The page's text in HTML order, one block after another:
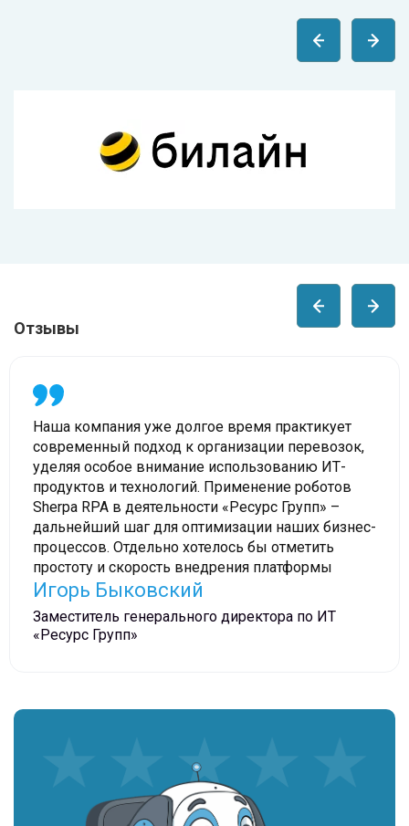
Отзывы
Наша компания уже долгое время практикует
современный подход к организации перевозок,
уделяя особое внимание использованию ИТ-
продуктов и технологий. Применение роботов
Sherpa RPA в деятельности «Ресурс Групп» –
дальнейший шаг для оптимизации наших бизнес-
процессов. Отдельно хотелось бы отметить
простоту и скорость внедрения платформы
Игорь Быковский
Заместитель генерального директора по ИТ
«Ресурс Групп»